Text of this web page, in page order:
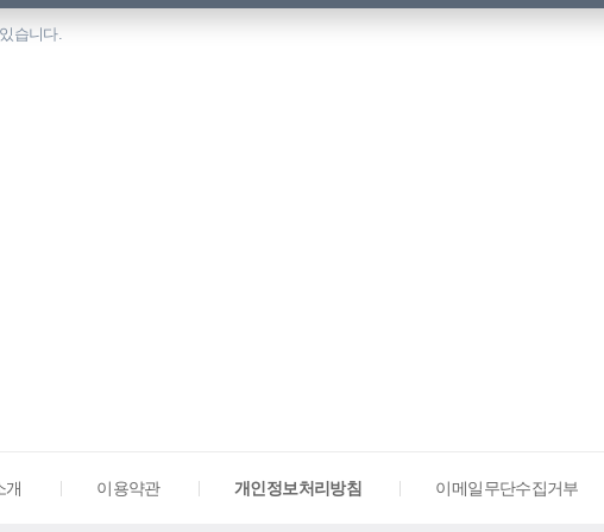
습니다.
개 이용약관 개인정보처리방침 이메일무단수집거부